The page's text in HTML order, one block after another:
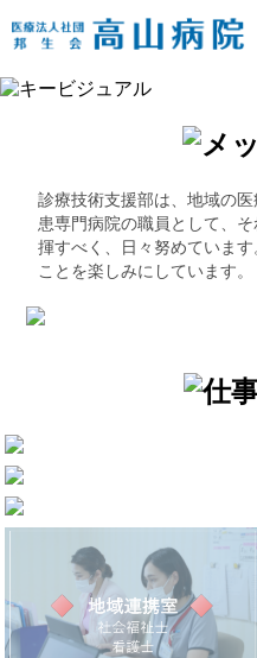
診療技術支援部は、地域の
患専門病院の職員として、
揮すべく、日々努めていま
ことを楽しみにしています。